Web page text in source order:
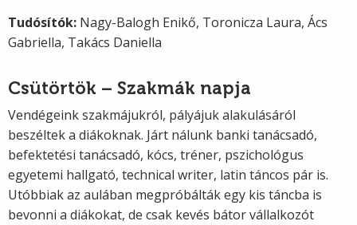
Tudósítók: Nagy-Balogh Enikő, Toronicza Laura, Ács
Gabriella, Takács Daniella
Csütörtök – Szakmák napja
Vendégeink szakmájukról, pályájuk alakulásáról
beszéltek a diákoknak. Járt nálunk banki tanácsadó,
befektetési tanácsadó, kócs, tréner, pszichológus
egyetemi hallgató, technical writer, latin táncos pár is.
Utóbbiak az aulában megpróbálták egy kis táncba is
bevonni a diákokat, de csak kevés bátor vállalkozót